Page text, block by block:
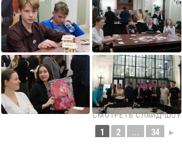
СМОТРЕТЬ СЛАЙД-ШОУ
1 2 ... 34 ►